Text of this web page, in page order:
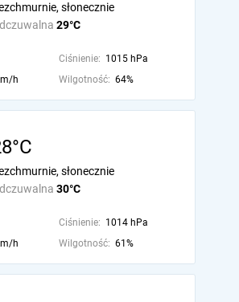
29°C
słonecznie
Ciśnienie: 1015 hPa
h Wilgotność: 64%
30°C
słonecznie
Ciśnienie: 1014 hPa
h Wilgotność: 61%